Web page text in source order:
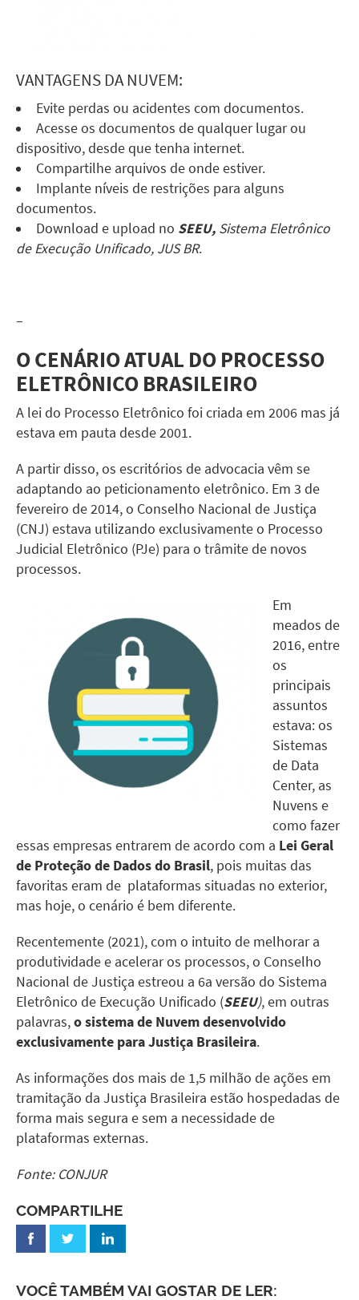
VANTAGENS DA NUVEM:
Evite perdas ou acidentes com documentos.
Acesse os documentos de qualquer lugar ou
dispositivo, desde que tenha internet.
Compartilhe arquivos de onde estiver.
Implante níveis de restrições para alguns
documentos.
Download e upload no SEEU, Sistema Eletrônico
de Execução Unificado, JUS BR.
–
O CENÁRIO ATUAL DO PROCESSO
ELETRÔNICO BRASILEIRO
A lei do Processo Eletrônico foi criada em 2006 mas já
estava em pauta desde 2001.
A partir disso, os escritórios de advocacia vêm se
adaptando ao peticionamento eletrônico. Em 3 de
fevereiro de 2014, o Conselho Nacional de Justiça
(CNJ) estava utilizando exclusivamente o Processo
Judicial Eletrônico (PJe) para o trâmite de novos
processos.
Em
meados de
2016, entre
os
principais
assuntos
estava: os
Sistemas
de Data
Center, as
Nuvens e
como fazer
essas empresas entrarem de acordo com a Lei Geral
de Proteção de Dadosdo Brasil, pois muitas das
favoritas eram de plataformas situadas no exterior,
mas hoje, o cenário é bem diferente.
Recentemente (2021), com o intuito de melhorar a
produtividade e acelerar os processos, o Conselho
Nacional de Justiça estreou a 6a versão do Sistema
Eletrônico de Execução Unificado (SEEU), em outras
palavras,o sistema de Nuvem desenvolvido
exclusivamente para Justiça Brasileira.
As informações dos mais de 1,5 milhão de ações em
tramitação da Justiça Brasileira estão hospedadas de
forma mais segura e sem a necessidade de
plataformas externas.
Fonte: CONJUR
COMPARTILHE
VOCÊ TAMBÉM VAI GOSTAR DE LER: